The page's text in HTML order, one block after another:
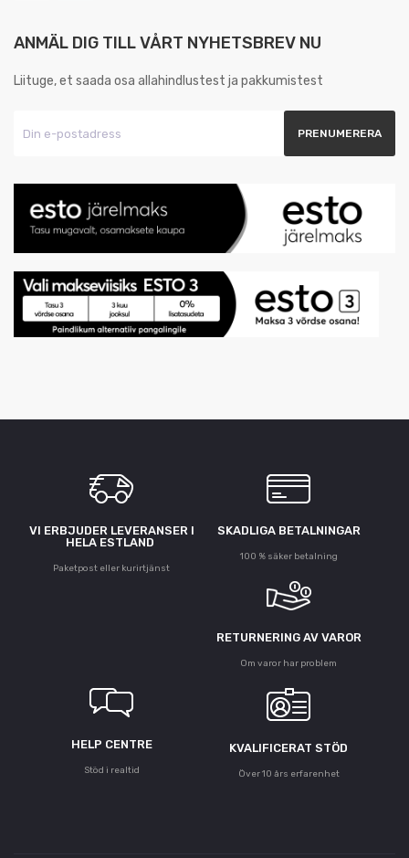
ANMÄL DIG TILL VÅRT NYHETSBREV NU
Liituge, et saada osa allahindlustest ja pakkumistest
VI ERBJUDER LEVERANSER I
HELA ESTLAND
Paketpost eller kurirtjänst
SKADLIGA BETALNINGAR
100 % säker betalning
RETURNERING AV VAROR
Om varor har problem
HELP CENTRE
Stöd i realtid
KVALIFICERAT STÖD
Över 10 års erfarenhet